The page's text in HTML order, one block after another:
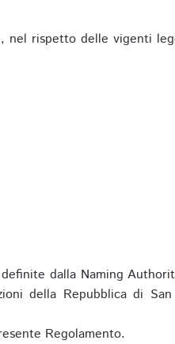
nel rispetto delle vigenti
dalla Naming
della Repubblica di
Regolamento.